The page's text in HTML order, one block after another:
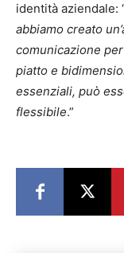
identità aziendale:
abbiamo creato
comunicazione
piatto e
essenziali, può
flessibile.”